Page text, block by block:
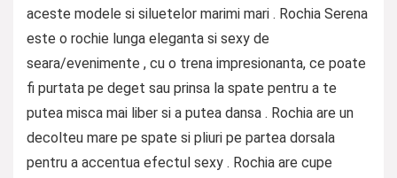
aceste modele si siluetelor marimi mari . Rochia Serena
este o rochie lunga eleganta si sexy de
seara/evenimente , cu o trena impresionanta, ce poate
fi purtata pe deget sau prinsa la spate pentru a te
putea misca mai liber si a putea dansa . Rochia are un
decolteu mare pe spate si pliuri pe partea dorsala
pentru a accentua efectul sexy . Rochia are cupe